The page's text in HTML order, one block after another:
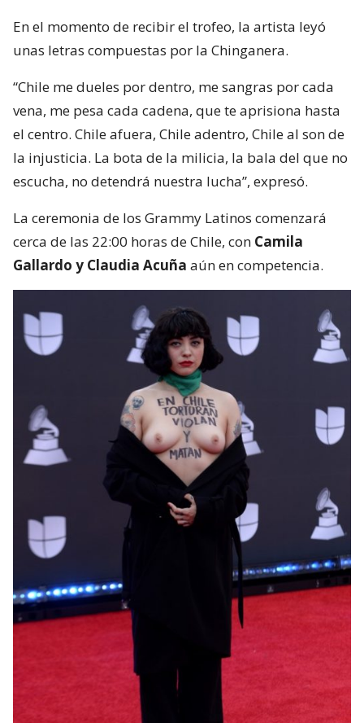
En el momento de recibir el trofeo, la artista leyó
unas letras compuestas por la Chinganera.
“Chile me dueles por dentro, me sangras por cada
vena, me pesa cada cadena, que te aprisiona hasta
el centro. Chile afuera, Chile adentro, Chile al son de
la injusticia. La bota de la milicia, la bala del que no
escucha, no detendrá nuestra lucha”, expresó.
La ceremonia de los Grammy Latinos comenzará
cerca de las 22:00 horas de Chile, con Camila
Gallardo y Claudia Acuña aún en competencia.